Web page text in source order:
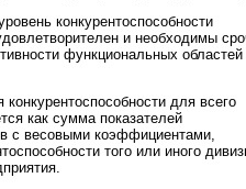
конкурентоспособности
и необходимы
функциональных областей
конкурентоспособности для всего
как сумма показателей
с весовыми коэффициентами,
того или иного